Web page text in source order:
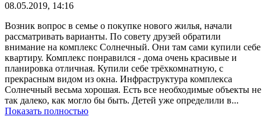
08.05.2019, 14:16
Возник вопрос в семье о покупке нового жилья, начали
рассматривать варианты. По совету друзей обратили
внимание на комплекс Солнечный. Они там сами купили себе
квартиру. Комплекс понравился - дома очень красивые и
планировка отличная. Купили себе трёхкомнатную, с
прекрасным видом из окна. Инфраструктура комплекса
Солнечный весьма хорошая. Есть все необходимые объекты не
так далеко, как могло бы быть. Детей уже определили в...
Показать полностью